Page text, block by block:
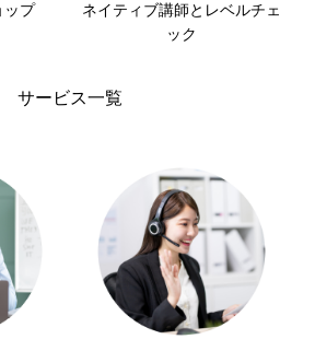
ップ
ネイティブ講師とレベルチェ
ック
サービス一覧